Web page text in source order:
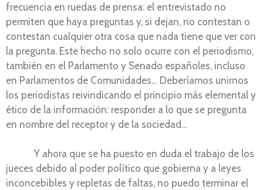
frecuencia en ruedas de prensa: el entrevistado no
permiten que haya preguntas y, si dejan, no contestan o
contestan cualquier otra cosa que nada tiene que ver con
la pregunta. Este hecho no solo ocurre con el periodismo,
también en el Parlamento y Senado españoles, incluso
en Parlamentos de Comunidades… Deberíamos unirnos
los periodistas reivindicando el principio más elemental y
ético de la información: responder a lo que se pregunta
en nombre del receptor y de la sociedad…
Y ahora que se ha puesto en duda el trabajo de los
jueces debido al poder político que gobierna y a leyes
inconcebibles y repletas de faltas, no puedo terminar el